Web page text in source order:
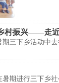
村振兴——走
三下乡活动中
期进行三下乡